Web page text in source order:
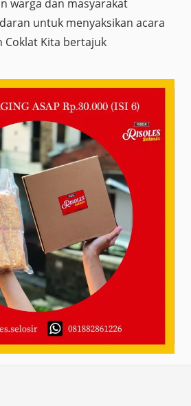
warga dan masyarakat
untuk menyaksikan acara
Coklat Kita bertajuk